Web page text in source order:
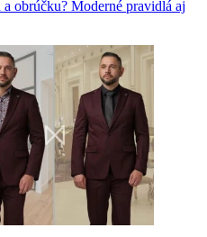
obrúčku? Moderné pravidlá aj